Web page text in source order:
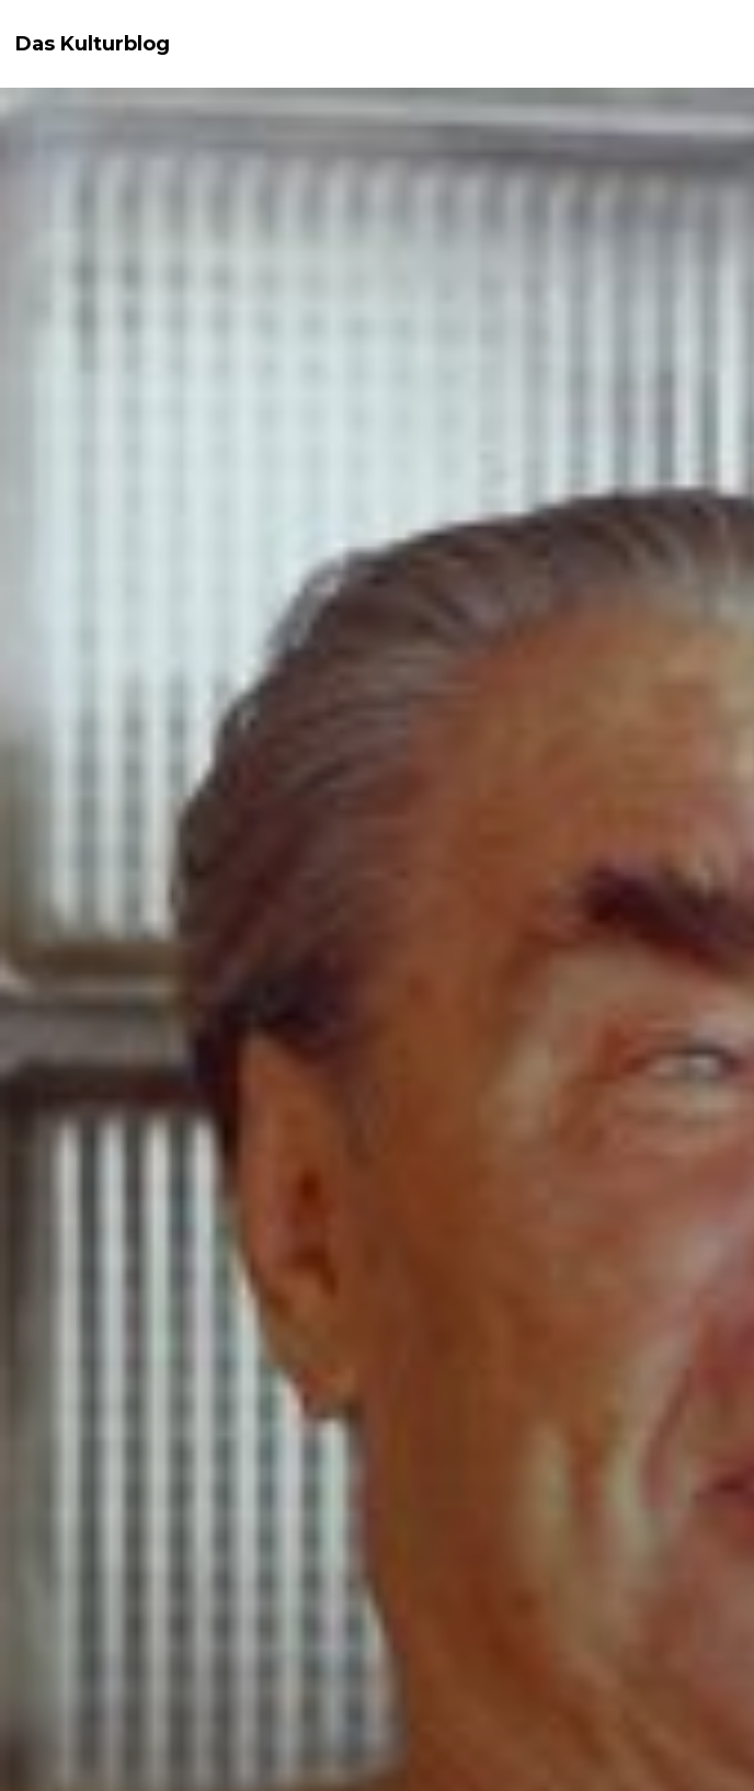
Das Kulturblog